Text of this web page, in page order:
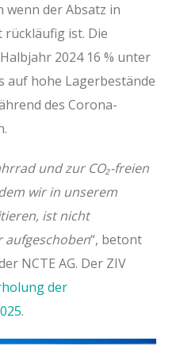
wenn der Absatz in
rückläufig ist. Die
2024 16 % unter
auf hohe Lagerbestände
des Corona-
und zur CO₂-freien
wir in unserem
ist nicht
aufgeschoben“, betont
NCTE AG. Der ZIV
der
.